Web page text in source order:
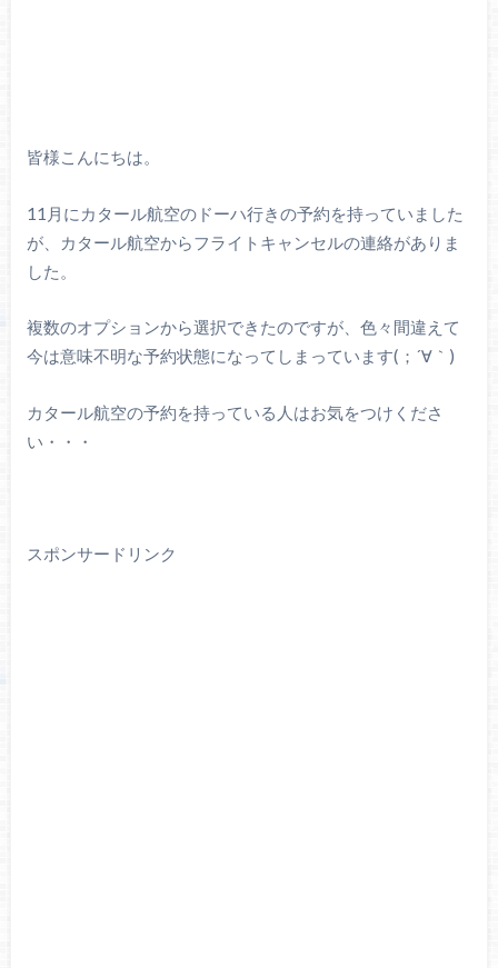
皆様こんにちは。
11月にカタール航空のドーハ行きの予約を持っていました
が、カタール航空からフライトキャンセルの連絡がありま
した。
複数のオプションから選択できたのですが、色々間違えて
今は意味不明な予約状態になってしまっています(；´∀｀)
カタール航空の予約を持っている人はお気をつけくださ
い・・・
スポンサードリンク